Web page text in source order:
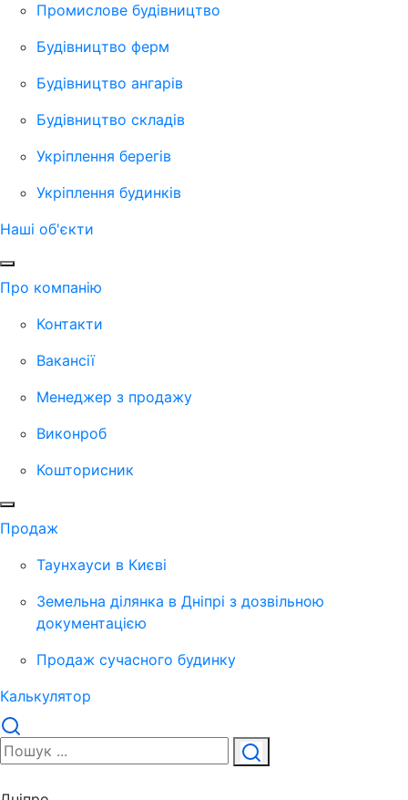
Промислове будівництво
Будівництво ферм
Будівництво ангарів
Будівництво складів
Укріплення берегів
Укріплення будинків
Наші об'єкти
Про компанію
Контакти
Вакансії
Менеджер з продажу
Виконроб
Кошторисник
Продаж
Таунхауси в Києві
Земельна ділянка в Дніпрі з дозвільною
документацією
Продаж сучасного будинку
Калькулятор